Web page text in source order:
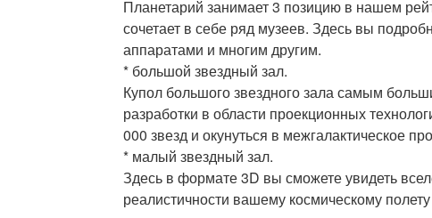
Планетарий занимает 3 позицию в нашем
сочетает в себе ряд музеев. Здесь вы
аппаратами и многим другим.
* большой звездный зал.
Купол большого звездного зала самым
разработки в области проекционных
000 звезд и окунуться в межгалактическое
* малый звездный зал.
Здесь в формате 3D вы сможете увидеть
реалистичности вашему космическому